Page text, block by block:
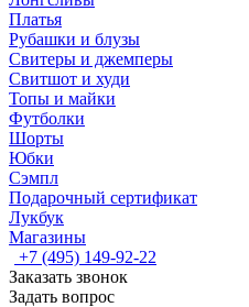
Платья
Рубашки и блузы
Свитеры и джемперы
Свитшот и худи
Топы и майки
Футболки
Шорты
Юбки
Сэмпл
Подарочный сертификат
Лукбук
Магазины
+7 (495) 149-92-22
Заказать звонок
Задать вопрос